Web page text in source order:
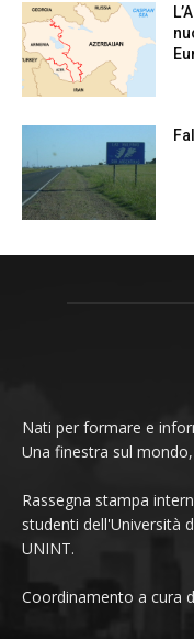
Nati per formare e
Una finestra sul
Rassegna stampa
studenti dell'Università
UNINT.
Coordinamento a cura